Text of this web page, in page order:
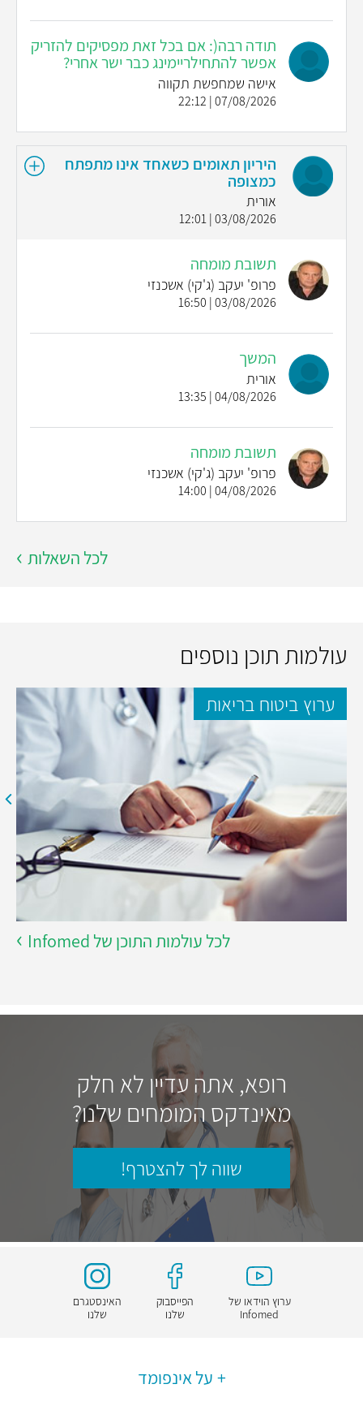
תודה רבה(: אם בכל זאת מפסיקים להזריק
אפשר להתחילריימינג כבר ישר אחרי?
אישה שמחפשת תקווה
07/08/2026 | 22:12
היריון תאומים כשאחד אינו מתפתח
כמצופה
אורית
03/08/2026 | 12:01
תשובת מומחה
פרופ' יעקב (ג'קי) אשכנזי
03/08/2026 | 16:50
המשך
אורית
04/08/2026 | 13:35
תשובת מומחה
פרופ' יעקב (ג'קי) אשכנזי
04/08/2026 | 14:00
לכל השאלות
עולמות תוכן נוספים
ערוץ ביטוח בריאות
לכל עולמות התוכן של Infomed
רופא, אתה עדיין לא חלק
מאינדקס המומחים שלנו?
שווה לך להצטרף!
ערוץ הוידאו של
Infomed
הפייסבוק
שלנו
האינסטגרם
שלנו
על אינפומד